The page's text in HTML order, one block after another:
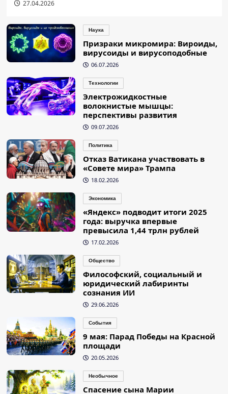
27.04.2026
Наука
Призраки микромира: Вироиды,
вирусоиды и вирусоподобные
06.07.2026
Технологии
Электрожидкостные
волокнистые мышцы:
перспективы развития
09.07.2026
Политика
Отказ Ватикана участвовать в
«Совете мира» Трампа
18.02.2026
Экономика
«Яндекс» подводит итоги 2025
года: выручка впервые
превысила 1,44 трлн рублей
17.02.2026
Общество
Философский, социальный и
юридический лабиринты
сознания ИИ
29.06.2026
События
9 мая: Парад Победы на Красной
площади
20.05.2026
Необычное
Спасение сына Марии